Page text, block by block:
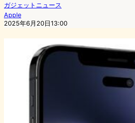
ガジェットニュース
Apple
2025年6月20日13:00